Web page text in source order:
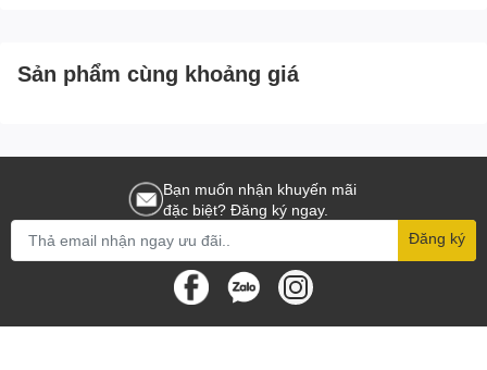
Sản phẩm cùng khoảng giá
Bạn muốn nhận khuyến mãi
đặc biệt? Đăng ký ngay.
Đăng ký